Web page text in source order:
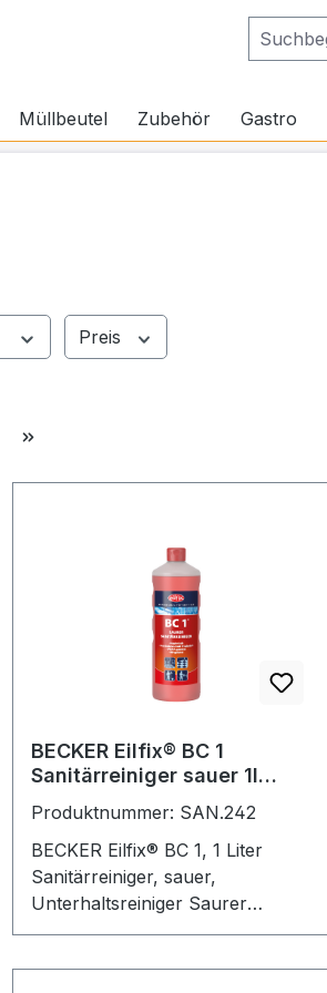
Müllbeutel Zubehör Gastro
Preis
BECKER Eilfix® BC 1
Sanitärreiniger sauer 1l
Produktnummer: SAN.242
BECKER Eilfix® BC 1, 1 Liter
Sanitärreiniger, sauer,
Unterhaltsreiniger Saurer
Sanitärunterhaltsreiniger für die